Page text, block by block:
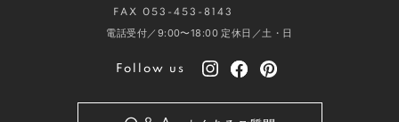
FAX 053-453-8143
電話受付／9:00〜18:00 定休日／土・日
Follow us